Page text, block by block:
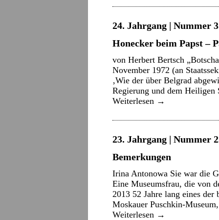
24. Jahrgang | Nummer
Honecker beim Papst –
von Herbert Bertsch
November 1972 (an
‚Wie der über Belgrad
Regierung und dem
Weiterlesen →
23. Jahrgang | Nummer
Bemerkungen
Irina Antonowa Sie war die
Eine Museumsfrau, die von
2013 52 Jahre lang eines der
Moskauer Puschkin-
Weiterlesen →